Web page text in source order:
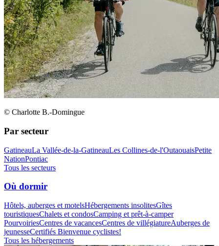
© Charlotte B.-Domingue
Par secteur
GatineauLa Vallée-de-la-GatineauLes Collines-de-l'OutaouaisPetite
NationPontiac
Tous les secteurs
Où dormir
Hôtels, auberges et motelsHébergements insolitesGîtes
touristiquesChalets et condosCamping et prêt-à-camper
PourvoiriesCentres de vacancesCentres de villégiatureAuberges de
jeunesseCertifiés Bienvenue cyclistes!
Tous les hébergements